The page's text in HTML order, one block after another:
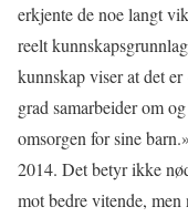
erkjente de noe langt
reelt
kunnskap viser at det
grad samarbeider om
omsorgen for sine
2014. Det betyr ikke
mot bedre vitende,